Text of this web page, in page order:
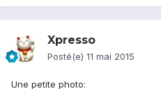
Xpresso
Posté(e) 11 mai 2015
Une petite photo: